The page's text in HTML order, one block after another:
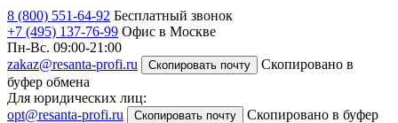
8 (800) 551-64-92 Бесплатный звонок
+7 (495) 137-76-99 Офис в Москве
Пн-Вс. 09:00-21:00
zakaz@resanta-profi.ru
Скопировать почту
Скопировано в
буфер обмена
Для юридических лиц:
opt@resanta-profi.ru
Скопировать почту
Скопировано в буфер